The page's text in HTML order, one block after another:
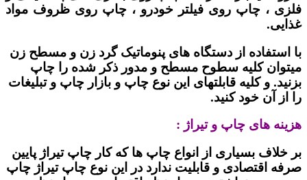
فلزی ، چاپ روی فیلتر خودرو ، چاپ روی ظروف مواد
غذایی.
با استفاده از دستگاه های پنوماتیک گرد زن و مسطح زن
میتوان کلیه سطوح مسطح و مدور ذکر شده را چاپ
بزنید. و کلیه قابلتهای این نوع چاپ و بازار چاپ و تبلیغات
را از آن خود کنید.
هزینه های چاپ و تیراژ :
بر خلاف بسیاری از انواع چاپ ها که کار چاپ تیراژ پایین
صرفه اقتصادی و قابلیت ندارد در این نوع چاپ تیراژ چاپ